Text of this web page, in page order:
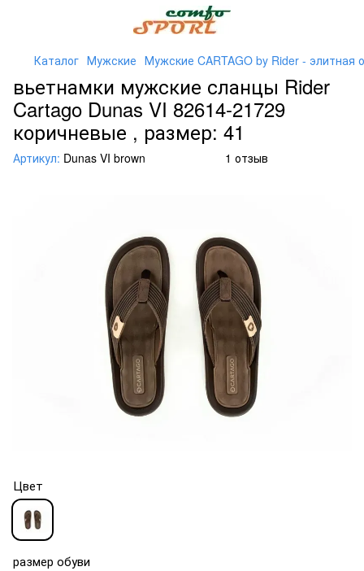
Каталог Мужские Мужские CARTAGO by Rider -
вьетнамки мужские сланцы Rider
Cartago Dunas VI 82614-21729
коричневые , размер: 41
Артикул: Dunas VI brown 1 отзыв
Цвет
размер обуви